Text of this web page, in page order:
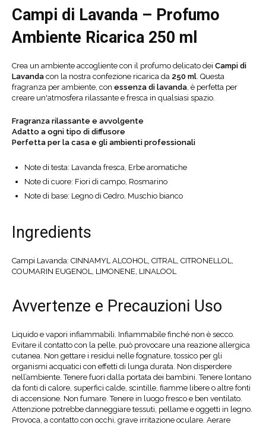
Campi di Lavanda – Profumo
Ambiente Ricarica 250 ml
Crea un ambiente accogliente con il profumo delicato dei Campi di
Lavanda con la nostra confezione ricarica da 250 ml . Questa
fragranza per ambiente, con essenza di lavanda , è perfetta per
creare un'atmosfera rilassante e fresca in qualsiasi spazio.
Fragranza rilassante e avvolgente
Adatto a ogni tipo di diffusore
Perfetta per la casa e gli ambienti professionali
Note di testa: Lavanda fresca, Erbe aromatiche
Note di cuore: Fiori di campo, Rosmarino
Note di base: Legno di Cedro, Muschio bianco
Ingredients
Campi Lavanda: CINNAMYL ALCOHOL, CITRAL, CITRONELLOL,
COUMARIN EUGENOL, LIMONENE, LINALOOL
Avvertenze e Precauzioni Uso
Liquido e vapori infiammabili. Infiammabile finché non è secco.
Evitare il contatto con la pelle, può provocare una reazione allergica
cutanea. Non gettare i residui nelle fognature, tossico per gli
organismi acquatici con effetti di lunga durata. Non disperdere
nell’ambiente. Tenere fuori dalla portata dei bambini. Tenere lontano
da fonti di calore, superfici calde, scintille, fiamme libere o altre fonti
di accensione. Non fumare. Tenere in luogo fresco e ben ventilato.
Attenzione potrebbe danneggiare tessuti, pellame e oggetti in legno.
Provoca, a contatto con occhi, grave irritazione oculare. Aerare